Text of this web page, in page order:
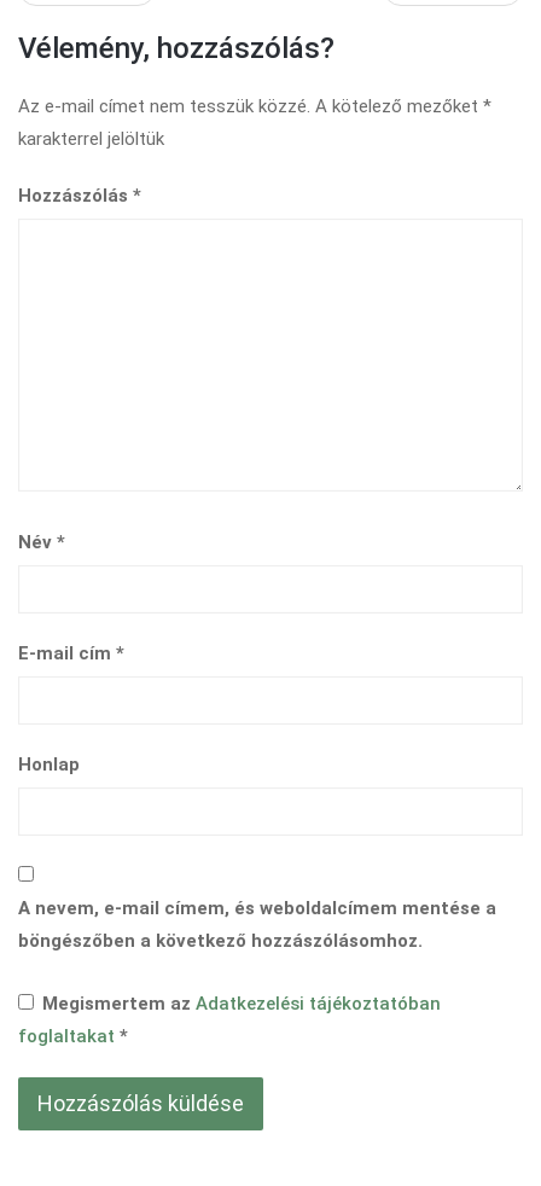
Vélemény, hozzászólás?
Az e-mail címet nem tesszük közzé. A kötelező mezőket *
karakterrel jelöltük
Hozzászólás *
Név *
E-mail cím *
Honlap
A nevem, e-mail címem, és weboldalcímem mentése a
böngészőben a következő hozzászólásomhoz.
Megismertem az Adatkezelési tájékoztatóban
foglaltakat *